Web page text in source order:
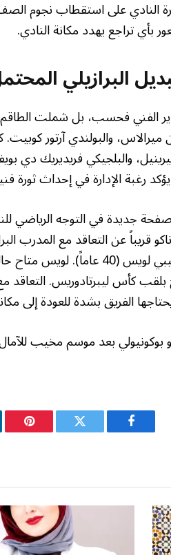
النادي على استقطاب نجوم
بأي تراجع يهدد مكانة النادي.
البرازيلي
الفني فحسب، بل شملت الطاقم
والبولندي آرتور كوبيت.
والبلجيكي فريديريك دي
رغبة الإدارة في إحداث ثورة
صفحة جديدة في التوجه
قريباً عن التعاقد مع المدرب
تشيلسي، وأتلتيكو مدريد،
بلقب كأس ليبرتادوريس.
الفريق بشدة للعودة إلى
فيسبوك تويتر